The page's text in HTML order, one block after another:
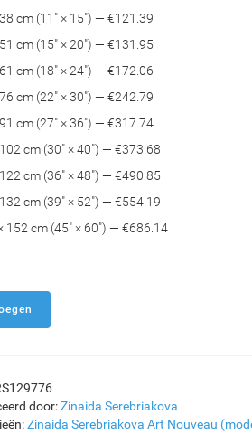
cm (11" × 15") — €121.39
cm (15" × 20") — €131.95
cm (18" × 24") — €172.06
cm (22" × 30") — €242.79
cm (27" × 36") — €317.74
cm (30" × 40") — €373.68
cm (36" × 48") — €490.85
cm (39" × 52") — €554.19
152 cm (45" × 60") — €686.14
door:Zinaida Serebriakova
Zinaida Serebriakova Art Nouveau